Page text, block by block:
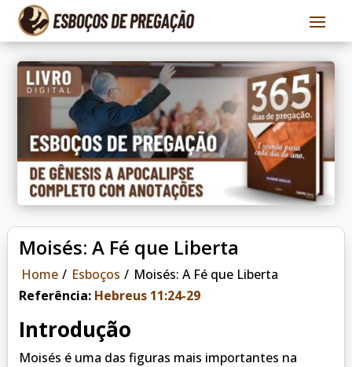
Moisés: A Fé que Liberta
Home / Esboços / Moisés: A Fé que Liberta
Referência: Hebreus 11:24-29
Introdução
Moisés é uma das figuras mais importantes na